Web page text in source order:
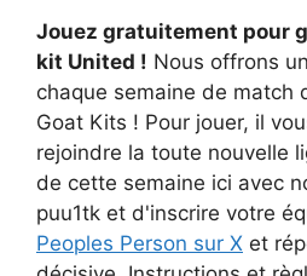
Jouez gratuitement pour
kit United ! Nous offrons
chaque semaine de match
Goat Kits ! Pour jouer, il
rejoindre la toute nouvelle
de cette semaine ici avec
puu1tk et d'inscrire votre
Peoples Person sur X et